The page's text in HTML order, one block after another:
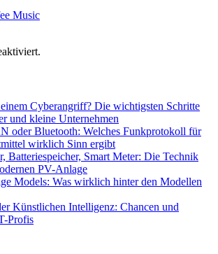
Music
Cyberangriff? Die wichtigsten Schritte
und kleine Unternehmen
oder Bluetooth: Welches Funkprotokoll für
wirklich Sinn ergibt
Batteriespeicher, Smart Meter: Die Technik
PV-Anlage
Models: Was wirklich hinter den Modellen
Künstlichen Intelligenz: Chancen und
Profis